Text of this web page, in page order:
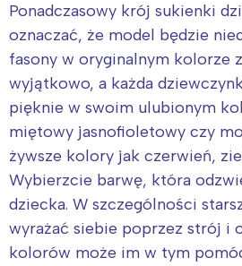
Ponadczasowy krój sukienki
oznaczać, że model będzie
fasony w oryginalnym kolorze
wyjątkowo, a każda
pięknie w swoim ulubionym
miętowy jasnofioletowy czy
żywsze kolory jak czerwień,
Wybierzcie barwę, która
dziecka. W szczególności
wyrażać siebie poprzez strój i
kolorów może im w tym